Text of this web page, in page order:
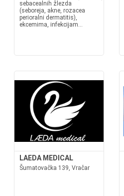
sebacealnih žlezda
(seboreja, akne, rozacea
perioralni dermatitis),
ekcemima, infekcijam...
LAEDA MEDICAL
Šumatovačka 139, Vračar